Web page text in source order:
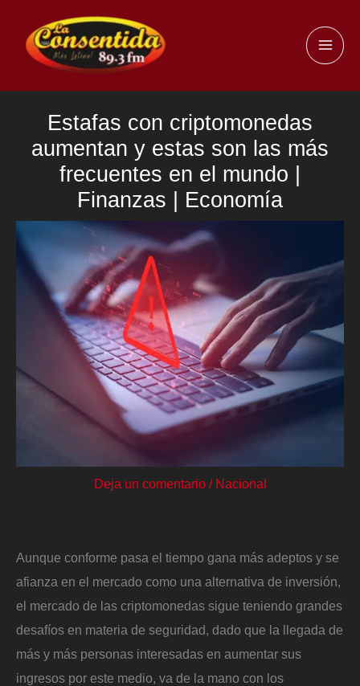
contenido
Estafas con criptomonedas
aumentan y estas son las más
frecuentes en el mundo |
Finanzas | Economía
Deja un comentario / Nacional
Aunque conforme pasa el tiempo gana más adeptos y se
afianza en el mercado como una alternativa de inversión,
el mercado de las criptomonedas sigue teniendo grandes
desafíos en materia de seguridad, dado que la llegada de
más y más personas interesadas en aumentar sus
ingresos por este medio, va de la mano con los